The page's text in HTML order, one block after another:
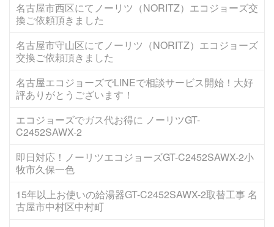
名古屋市西区にてノーリツ（NORITZ）エコジョーズ交
換ご依頼頂きました
名古屋市守山区にてノーリツ（NORITZ）エコジョーズ
交換ご依頼頂きました
名古屋エコジョーズでLINEで相談サービス開始！大好
評ありがとうございます！
エコジョーズでガス代お得に ノーリツGT-
C2452SAWX-2
即日対応！ノーリツエコジョーズGT-C2452SAWX-2小
牧市久保一色
15年以上お使いの給湯器GT-C2452SAWX-2取替工事 名
古屋市中村区中村町